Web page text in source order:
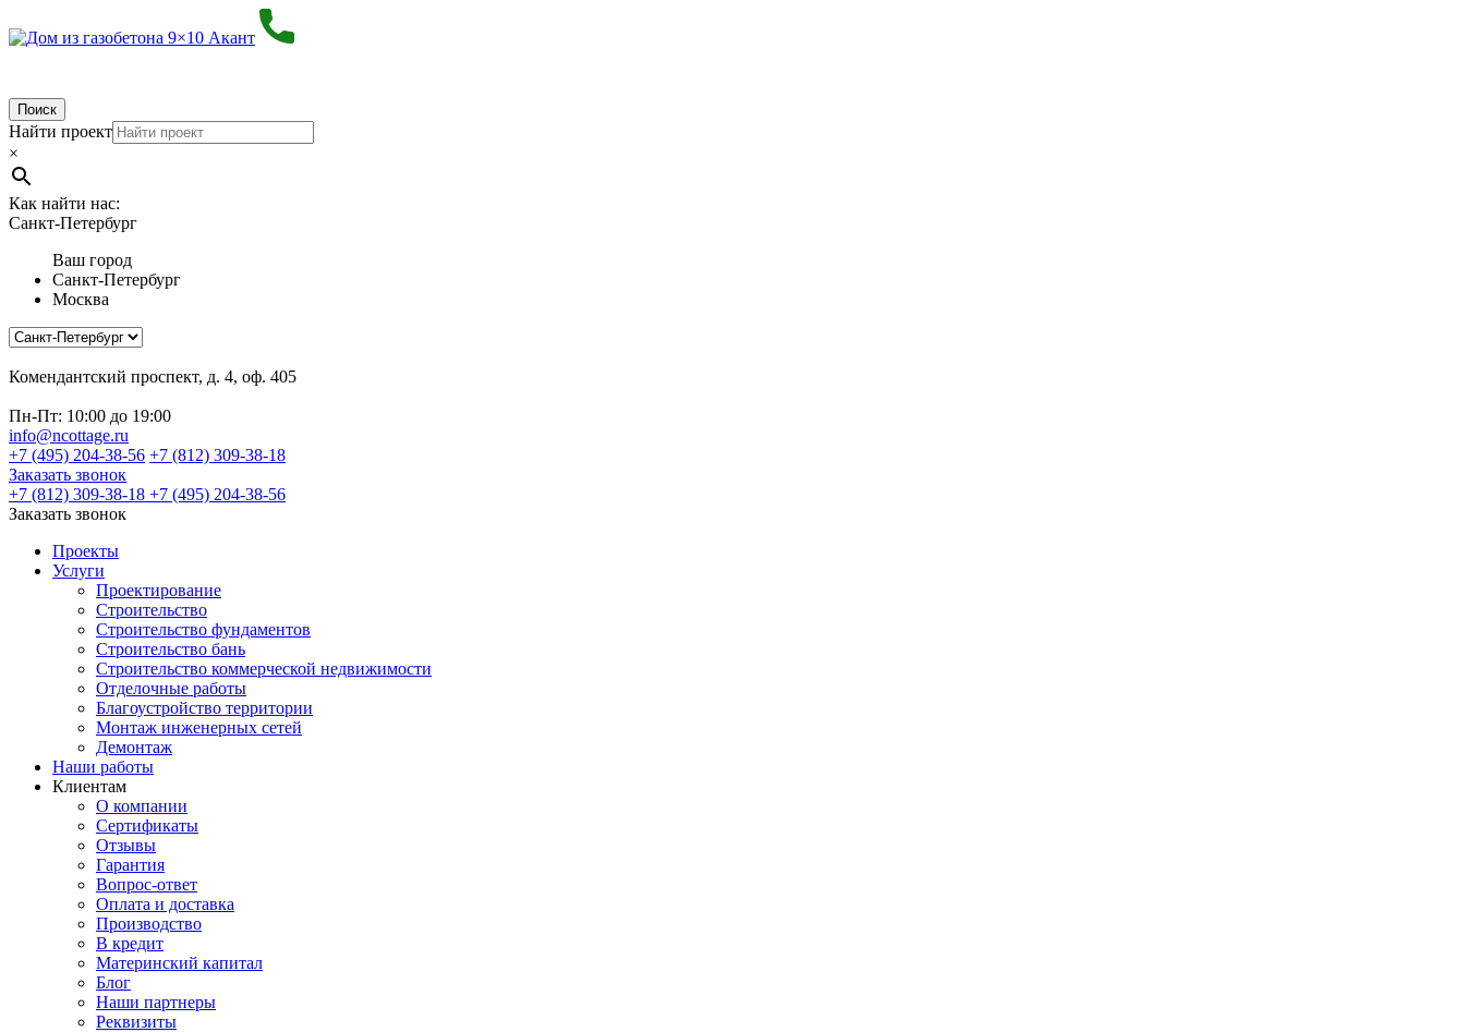
Поиск
Найти проект
×
Как найти нас:
Санкт-Петербург
Ваш город
Санкт-Петербург
Москва
Комендантский проспект, д. 4, оф. 405
Пн-Пт: 10:00 до 19:00
info@ncottage.ru
+7 (495) 204-38-56 +7 (812) 309-38-18
Заказать звонок
+7 (812) 309-38-18 +7 (495) 204-38-56
Заказать звонок
Проекты
Услуги
Проектирование
Строительство
Строительство фундаментов
Строительство бань
Строительство коммерческой недвижимости
Отделочные работы
Благоустройство территории
Монтаж инженерных сетей
Демонтаж
Наши работы
Клиентам
О компании
Сертификаты
Отзывы
Гарантия
Вопрос-ответ
Оплата и доставка
Производство
В кредит
Материнский капитал
Блог
Наши партнеры
Реквизиты